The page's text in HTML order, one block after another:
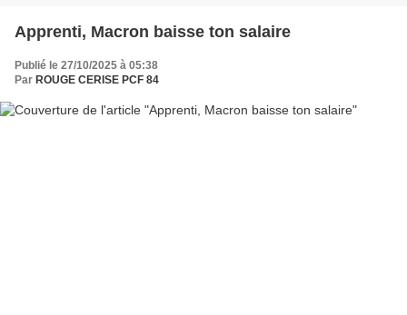
Apprenti, Macron baisse ton salaire
Publié le 27/10/2025 à 05:38
Par ROUGE CERISE PCF 84